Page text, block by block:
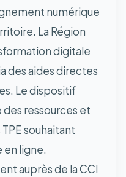
numérique
La Région
digitale
des aides directes
Le dispositif
ressources et
souhaitant
en ligne.
auprès de la CCI